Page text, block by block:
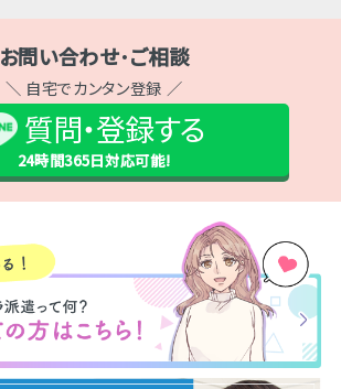
お問い合わせ･ご相談
＼ 自宅でカンタン登録 ／
質問・登録する
24時間365日対応可能!